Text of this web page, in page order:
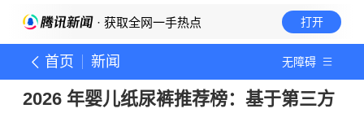
· 获取全网一手热点 打开
首页 新闻 无障碍
2026 年婴儿纸尿裤推荐榜：基于第三方